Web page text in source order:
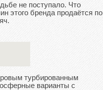
не поступало. Что
этого бренда продаётся по
турбированным
варианты с